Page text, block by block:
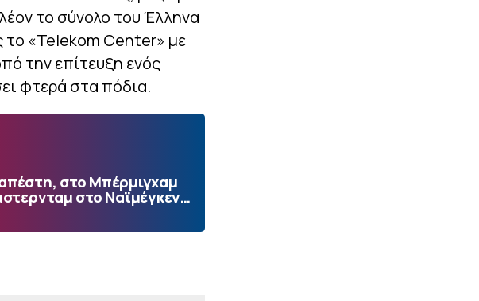
το σύνολο του Έλληνα
το «Telekom Center» με
την επίτευξη ενός
φτερά στα πόδια.
στο Μπέρμιγχαμ
στο Ναϊμέγκεν…